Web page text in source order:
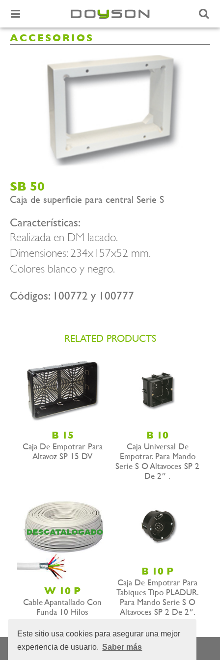
Este sitio usa cookies para asegurar una mejor
experiencia de usuario. Saber más
ACCESORIOS
SB 50
Caja de superficie para central Serie S
Características:
Realizada en DM lacado.
Dimensiones: 234x157x52 mm.
Colores blanco y negro.
Códigos: 100772 y 100777
RELATED PRODUCTS
B 15
Caja De Empotrar Para
Altavoz SP 15 DV
B 10
Caja Universal De
Empotrar. Para Mando
Serie S O Altavoces SP 2
De 2″ .
W 10 P
Cable Apantallado Con
Funda 10 Hilos
B 10 P
Caja De Empotrar Para
Tabiques Tipo PLADUR.
Para Mando Serie S O
Altavoces SP 2 De 2″.
Nota Legal | Privacidad | Política de cookies